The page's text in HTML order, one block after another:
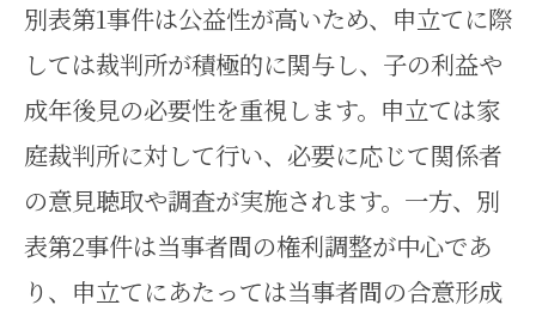
別表第1事件は公益性が高いため、申立てに際
しては裁判所が積極的に関与し、子の利益や
成年後見の必要性を重視します。申立ては家
庭裁判所に対して行い、必要に応じて関係者
の意見聴取や調査が実施されます。一方、別
表第2事件は当事者間の権利調整が中心であ
り、申立てにあたっては当事者間の合意形成